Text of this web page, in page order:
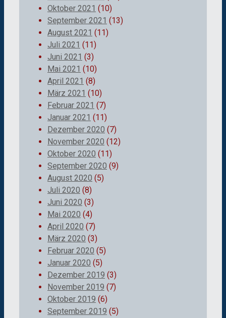
Oktober 2021 (10)
September 2021 (13)
August 2021 (11)
Juli 2021 (11)
Juni 2021 (3)
Mai 2021 (10)
April 2021 (8)
März 2021 (10)
Februar 2021 (7)
Januar 2021 (11)
Dezember 2020 (7)
November 2020 (12)
Oktober 2020 (11)
September 2020 (9)
August 2020 (5)
Juli 2020 (8)
Juni 2020 (3)
Mai 2020 (4)
April 2020 (7)
März 2020 (3)
Februar 2020 (5)
Januar 2020 (5)
Dezember 2019 (3)
November 2019 (7)
Oktober 2019 (6)
September 2019 (5)